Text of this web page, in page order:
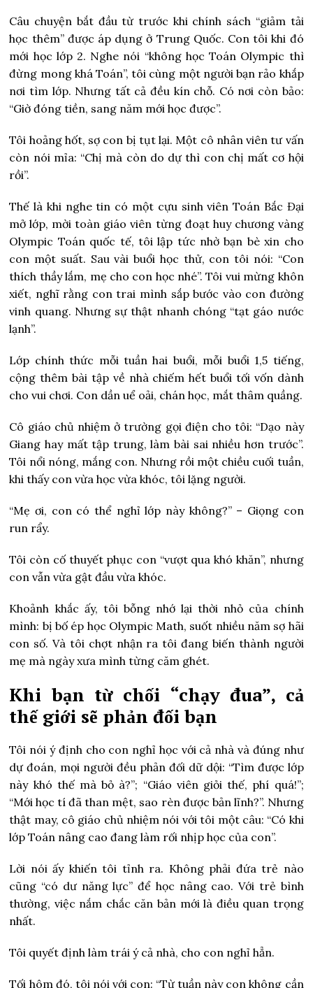
Câu chuyện bắt đầu từ trước khi chính sách “giảm tải
học thêm” được áp dụng ở Trung Quốc. Con tôi khi đó
mới học lớp 2. Nghe nói “không học Toán Olympic thì
đừng mong khá Toán”, tôi cùng một người bạn rảo khắp
nơi tìm lớp. Nhưng tất cả đều kín chỗ. Có nơi còn bảo:
“Giờ đóng tiền, sang năm mới học được”.
Tôi hoảng hốt, sợ con bị tụt lại. Một cô nhân viên tư vấn
còn nói mỉa: “Chị mà còn do dự thì con chị mất cơ hội
rồi”.
Thế là khi nghe tin có một cựu sinh viên Toán Bắc Đại
mở lớp, mời toàn giáo viên từng đoạt huy chương vàng
Olympic Toán quốc tế, tôi lập tức nhờ bạn bè xin cho
con một suất. Sau vài buổi học thử, con tôi nói: “Con
thích thầy lắm, mẹ cho con học nhé”. Tôi vui mừng khôn
xiết, nghĩ rằng con trai mình sắp bước vào con đường
vinh quang. Nhưng sự thật nhanh chóng “tạt gáo nước
lạnh”.
Lớp chính thức mỗi tuần hai buổi, mỗi buổi 1,5 tiếng,
cộng thêm bài tập về nhà chiếm hết buổi tối vốn dành
cho vui chơi. Con dần uể oải, chán học, mắt thâm quầng.
Cô giáo chủ nhiệm ở trường gọi điện cho tôi: “Dạo này
Giang hay mất tập trung, làm bài sai nhiều hơn trước”.
Tôi nổi nóng, mắng con. Nhưng rồi một chiều cuối tuần,
khi thấy con vừa học vừa khóc, tôi lặng người.
“Mẹ ơi, con có thể nghỉ lớp này không?” – Giọng con
run rẩy.
Tôi còn cố thuyết phục con “vượt qua khó khăn”, nhưng
con vẫn vừa gật đầu vừa khóc.
Khoảnh khắc ấy, tôi bỗng nhớ lại thời nhỏ của chính
mình: bị bố ép học Olympic Math, suốt nhiều năm sợ hãi
con số. Và tôi chợt nhận ra tôi đang biến thành người
mẹ mà ngày xưa mình từng căm ghét.
Khi bạn từ chối “chạy đua”, cả
thế giới sẽ phản đối bạn
Tôi nói ý định cho con nghỉ học với cả nhà và đúng như
dự đoán, mọi người đều phản đối dữ dội: “Tìm được lớp
này khó thế mà bỏ à?”; “Giáo viên giỏi thế, phí quá!”;
“Mới học tí đã than mệt, sao rèn được bản lĩnh?”. Nhưng
thật may, cô giáo chủ nhiệm nói với tôi một câu: “Có khi
lớp Toán nâng cao đang làm rối nhịp học của con”.
Lời nói ấy khiến tôi tỉnh ra. Không phải đứa trẻ nào
cũng “có dư năng lực” để học nâng cao. Với trẻ bình
thường, việc nắm chắc căn bản mới là điều quan trọng
nhất.
Tôi quyết định làm trái ý cả nhà, cho con nghỉ hẳn.
Tối hôm đó, tôi nói với con: “Từ tuần này con không cần